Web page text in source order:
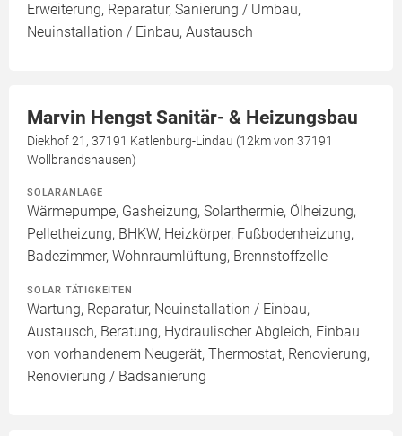
Erweiterung, Reparatur, Sanierung / Umbau,
Neuinstallation / Einbau, Austausch
Marvin Hengst Sanitär- & Heizungsbau
Diekhof 21, 37191 Katlenburg-Lindau (12km von 37191
Wollbrandshausen)
SOLARANLAGE
Wärmepumpe, Gasheizung, Solarthermie, Ölheizung,
Pelletheizung, BHKW, Heizkörper, Fußbodenheizung,
Badezimmer, Wohnraumlüftung, Brennstoffzelle
SOLAR TÄTIGKEITEN
Wartung, Reparatur, Neuinstallation / Einbau,
Austausch, Beratung, Hydraulischer Abgleich, Einbau
von vorhandenem Neugerät, Thermostat, Renovierung,
Renovierung / Badsanierung